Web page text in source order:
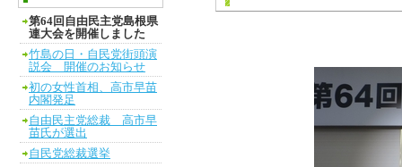
第64回自由民主党島根県
連大会を開催しました
竹島の日・自民党街頭演
説会 開催のお知らせ
初の女性首相、高市早苗
内閣発足
自由民主党総裁 高市早
苗氏が選出
自民党総裁選挙